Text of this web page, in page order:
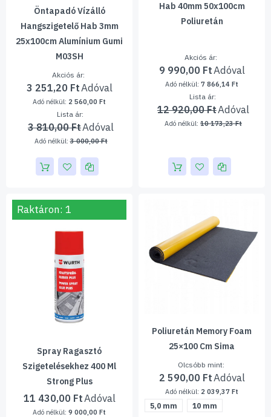
Öntapadó Vízálló
Hangszigetelő Hab 3mm
25x100cm Alumínium Gumi
M03SH
Akciós ár
3 251,20 Ft
2 560,00 Ft
Lista ár
3 810,00 Ft
3 000,00 Ft
Hab 40mm 50x100cm
Poliuretán
Akciós ár
9 990,00 Ft
7 866,14 Ft
Lista ár
12 920,00 Ft
10 173,23 Ft
Raktáron: 1
Spray Ragasztó
Szigetelésekhez 400 Ml
Strong Plus
11 430,00 Ft
9 000,00 Ft
Poliuretán Memory Foam
25×100 Cm Sima
Olcsóbb mint
2 590,00 Ft
2 039,37 Ft
5,0 mm 10 mm